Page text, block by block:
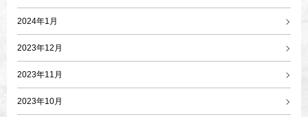
2024年1月
2023年12月
2023年11月
2023年10月